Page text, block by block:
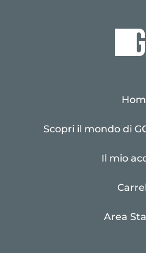
Scopri il mondo di
Il mio
Area